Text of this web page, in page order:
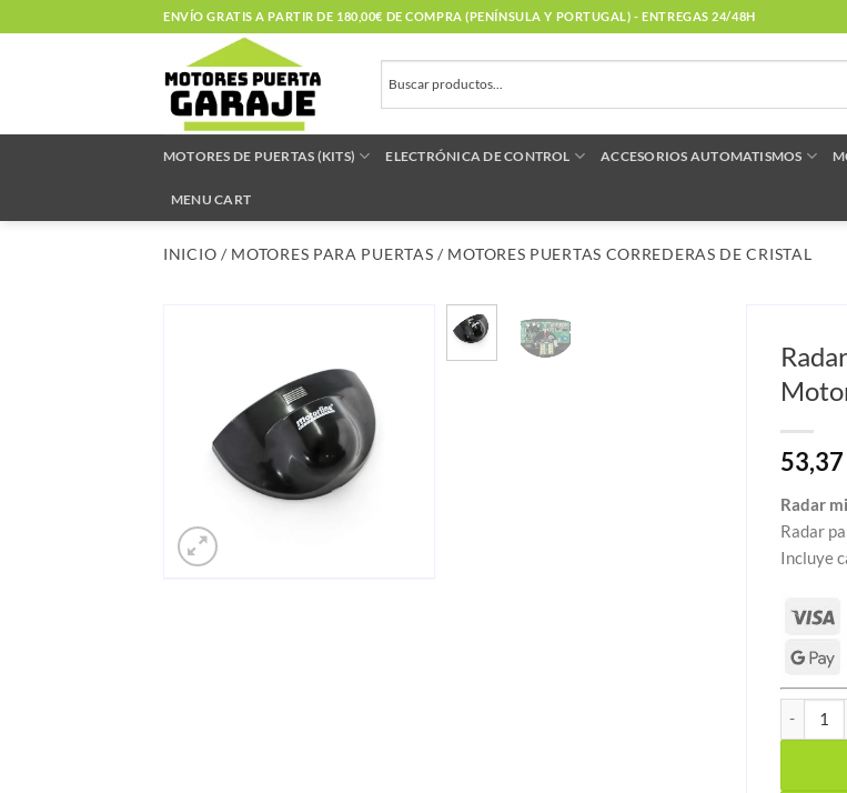
al
ENVÍO GRATIS A PARTIR DE 180,00€ DE COMPRA (PENÍNSULA Y PORTUGAL) - ENTREGAS 24/48H
MOTORES DE PUERTAS (KITS) ELECTRÓNICA DE CONTROL ACCESORIOS AUTOMATISMOS
MENU CART
INICIO / MOTORES PARA PUERTAS / MOTORES PUERTAS CORREDERAS DE CRISTAL
53,37
Radar
Radar
Incluye
Radar